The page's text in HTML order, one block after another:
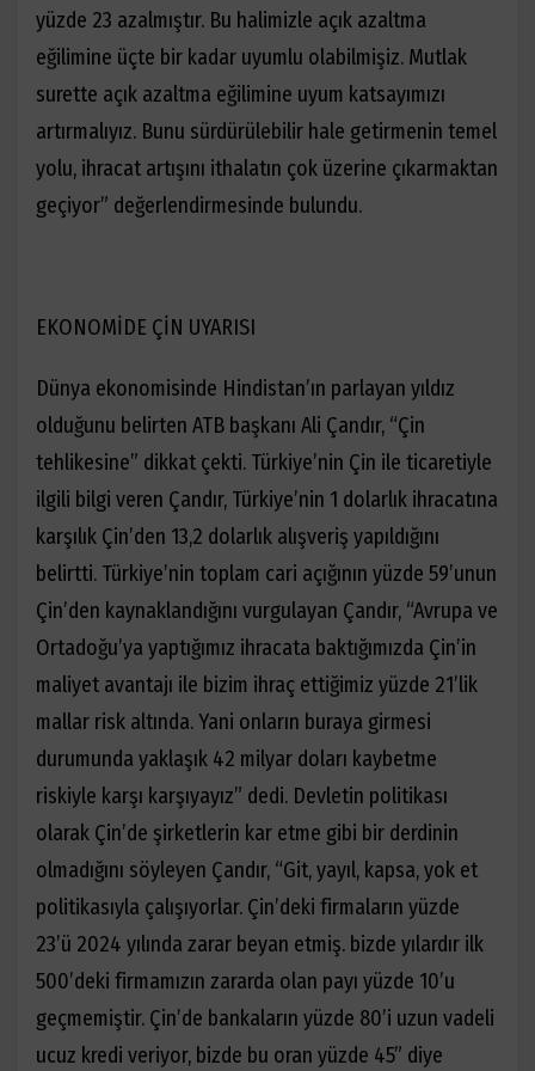
yüzde 23 azalmıştır. Bu halimizle açık azaltma
eğilimine üçte bir kadar uyumlu olabilmişiz. Mutlak
surette açık azaltma eğilimine uyum katsayımızı
artırmalıyız. Bunu sürdürülebilir hale getirmenin temel
yolu, ihracat artışını ithalatın çok üzerine çıkarmaktan
geçiyor” değerlendirmesinde bulundu.
EKONOMİDE ÇİN UYARISI
Dünya ekonomisinde Hindistan’ın parlayan yıldız
olduğunu belirten ATB başkanı Ali Çandır, “Çin
tehlikesine” dikkat çekti. Türkiye’nin Çin ile ticaretiyle
ilgili bilgi veren Çandır, Türkiye’nin 1 dolarlık ihracatına
karşılık Çin’den 13,2 dolarlık alışveriş yapıldığını
belirtti. Türkiye’nin toplam cari açığının yüzde 59’unun
Çin’den kaynaklandığını vurgulayan Çandır, “Avrupa ve
Ortadoğu’ya yaptığımız ihracata baktığımızda Çin’in
maliyet avantajı ile bizim ihraç ettiğimiz yüzde 21’lik
mallar risk altında. Yani onların buraya girmesi
durumunda yaklaşık 42 milyar doları kaybetme
riskiyle karşı karşıyayız” dedi. Devletin politikası
olarak Çin’de şirketlerin kar etme gibi bir derdinin
olmadığını söyleyen Çandır, “Git, yayıl, kapsa, yok et
politikasıyla çalışıyorlar. Çin’deki firmaların yüzde
23’ü 2024 yılında zarar beyan etmiş. bizde yılardır ilk
500’deki firmamızın zararda olan payı yüzde 10’u
geçmemiştir. Çin’de bankaların yüzde 80’i uzun vadeli
ucuz kredi veriyor, bizde bu oran yüzde 45” diye